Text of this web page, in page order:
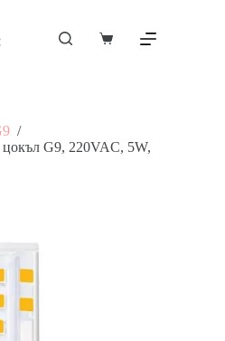
Shopping
/
G9, 220VAC, 5W,